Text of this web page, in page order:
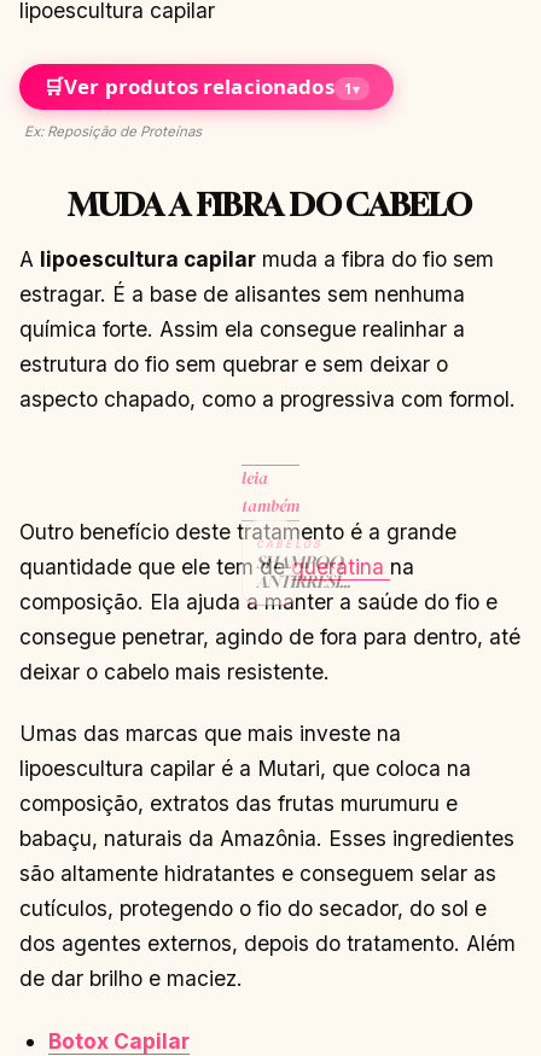
lipoescultura capilar
🛒Ver produtos relacionados 1▾
Ex: Reposição de Proteínas
MUDA A FIBRA DO CABELO
A lipoescultura capilar muda a fibra do fio sem
estragar. É a base de alisantes sem nenhuma
química forte. Assim ela consegue realinhar a
estrutura do fio sem quebrar e sem deixar o
aspecto chapado, como a progressiva com formol.
leia
também
CABELOS
SHAMPOO
ANTIRRESÍDUOS
CASEIRO ✅
LENDO →
Outro benefício deste tratamento é a grande
quantidade que ele tem dequeratina na
composição. Ela ajuda a manter a saúde do fio e
consegue penetrar, agindo de fora para dentro, até
deixar o cabelo mais resistente.
Umas das marcas que mais investe na
lipoescultura capilar é a Mutari, que coloca na
composição, extratos das frutas murumuru e
babaçu, naturais da Amazônia. Esses ingredientes
são altamente hidratantes e conseguem selar as
cutículos, protegendo o fio do secador, do sol e
dos agentes externos, depois do tratamento. Além
de dar brilho e maciez.
Botox Capilar